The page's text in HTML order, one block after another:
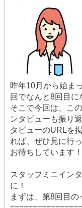
昨年10月から始ま
回でなんと8回目に
そこで今回は、こ
ンタビューも振り
タビューのURLを
れば、ぜひ見に行
お待ちしています！
スタッフミニイン
に！
まずは、第8回目